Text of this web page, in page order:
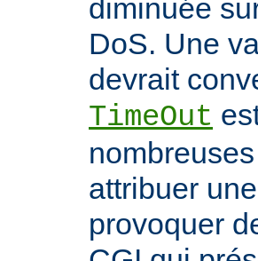
diminuée
DoS. Une
devrait
TimeOut
attribuer
provoquer